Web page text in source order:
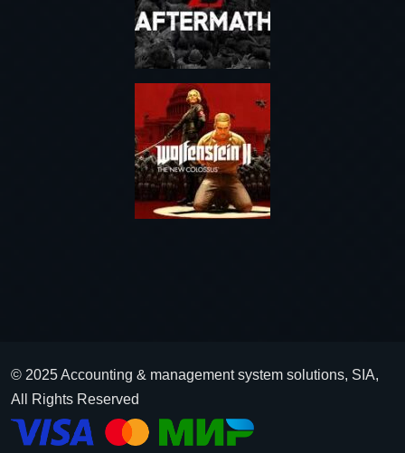
© 2025 Accounting & management system solutions, SIA,
All Rights Reserved